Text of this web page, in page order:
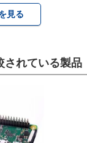
見る
されている製品